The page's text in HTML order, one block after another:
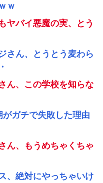
ｗ
ヤバイ悪魔の実、とう
さん、とうとう麦わら
ん、この学校を知らな
がガチで失敗した理由
ん、もうめちゃくちゃ
、絶対にやっちゃいけ